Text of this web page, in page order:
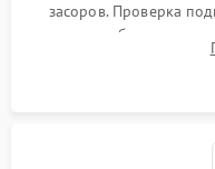
засоров. Проверка
жалоб на
разбрызгивателей